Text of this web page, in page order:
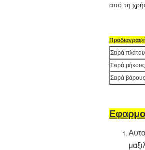
από τη
Σειρά
Σειρά μήκους
Σειρά